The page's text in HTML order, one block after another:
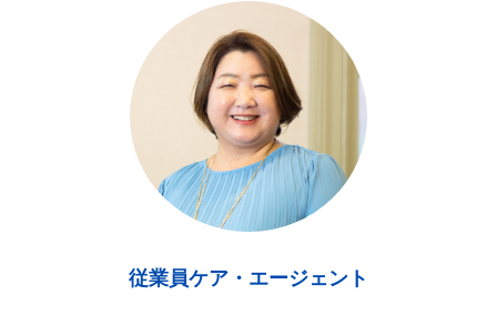
従業員ケア・エージェント